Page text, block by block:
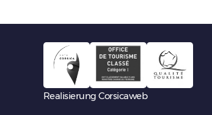
Realisierung Corsicaweb